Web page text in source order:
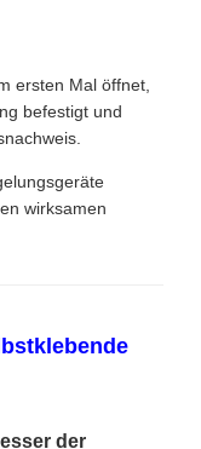
ersten Mal öffnet,
befestigt und
wirksamen
der